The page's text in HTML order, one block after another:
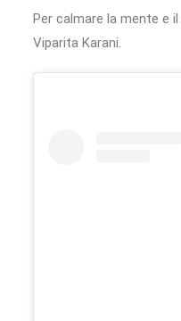
Per calmare la mente e
Viparita Karani.